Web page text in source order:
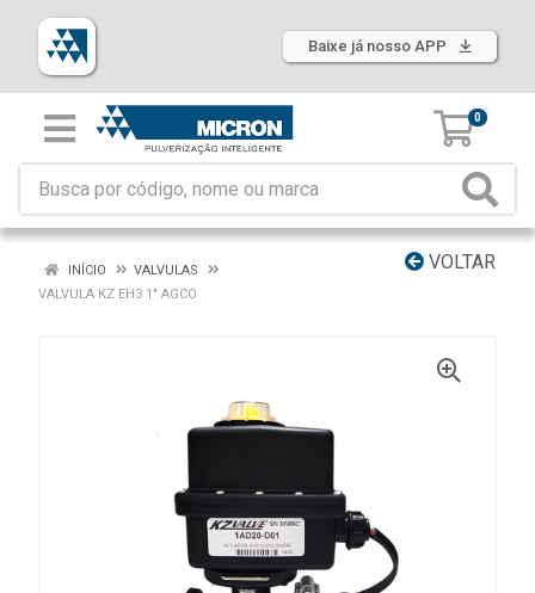
Baixe já nosso APP
0
VOLTAR
INÍCIO
VALVULAS
VALVULA KZ EH3 1" AGCO